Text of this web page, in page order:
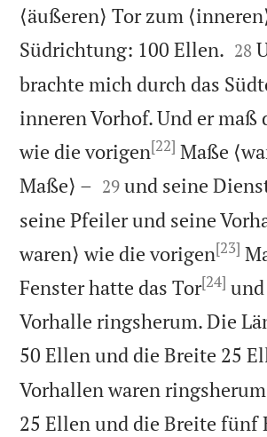
⟨äußeren⟩ Tor zum
Südrichtung: 100 Ellen. 

28
brachte mich durch das
inneren Vorhof. Und er maß
wie die vorigen[22] Maße
Maße⟩ – 

29 und seine
seine Pfeiler und seine
waren⟩ wie die vorigen[23]
Fenster hatte das Tor[24]
Vorhalle ringsherum. Die
50 Ellen und die Breite 25
Vorhallen waren
25 Ellen und die Breite fünf